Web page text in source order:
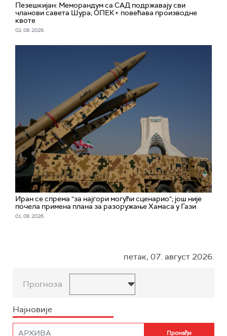
Пезешкијан: Меморандум са САД подржавају сви
чланови савета Шура; ОПЕК+ повећава производне
квоте
02. 08. 2026.
Иран се спрема "за најгори могући сценарио"; jош није
почела примена плана за разоружање Хамаса у Гази
01. 08. 2026.
петак, 07. август 2026.
Прогноза
Најновије